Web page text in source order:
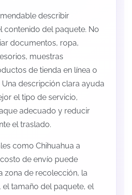
describir
contenido del paquete. No
documentos, ropa,
muestras
de tienda en línea o
descripción clara ayuda
el tipo de servicio,
adecuado y reducir
el traslado.
como Chihuahua a
de envío puede
zona de recolección, la
el tamaño del paquete, el